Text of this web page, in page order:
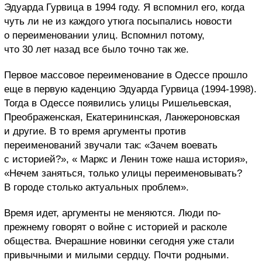
Эдуарда Гурвица в 1994 году. Я вспомнил его, когда
чуть ли не из каждого утюга посыпались новости
о переименовании улиц. Вспомнил потому,
что 30 лет назад все было точно так же.
Первое массовое переименование в Одессе прошло
еще в первую каденцию Эдуарда Гурвица (1994-1998).
Тогда в Одессе появились улицы Ришельевская,
Преображенская, Екатерининская, Ланжероновская
и другие. В то время аргументы против
переименований звучали так: «Зачем воевать
с историей?», « Маркс и Ленин тоже наша история»,
«Нечем заняться, только улицы переименовывать?
В городе столько актуальных проблем».
Время идет, аргументы не меняются. Люди по-
прежнему говорят о войне с историей и расколе
общества. Вчерашние новинки сегодня уже стали
привычными и милыми сердцу. Почти родными.